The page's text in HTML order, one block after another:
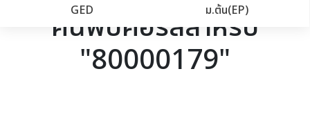
เว็บไซต์อิกไนท์
โปรโมชั่น
GED ม.ต้น(EP)
ค้นพบคอร์สสำหรับ
"80000179"